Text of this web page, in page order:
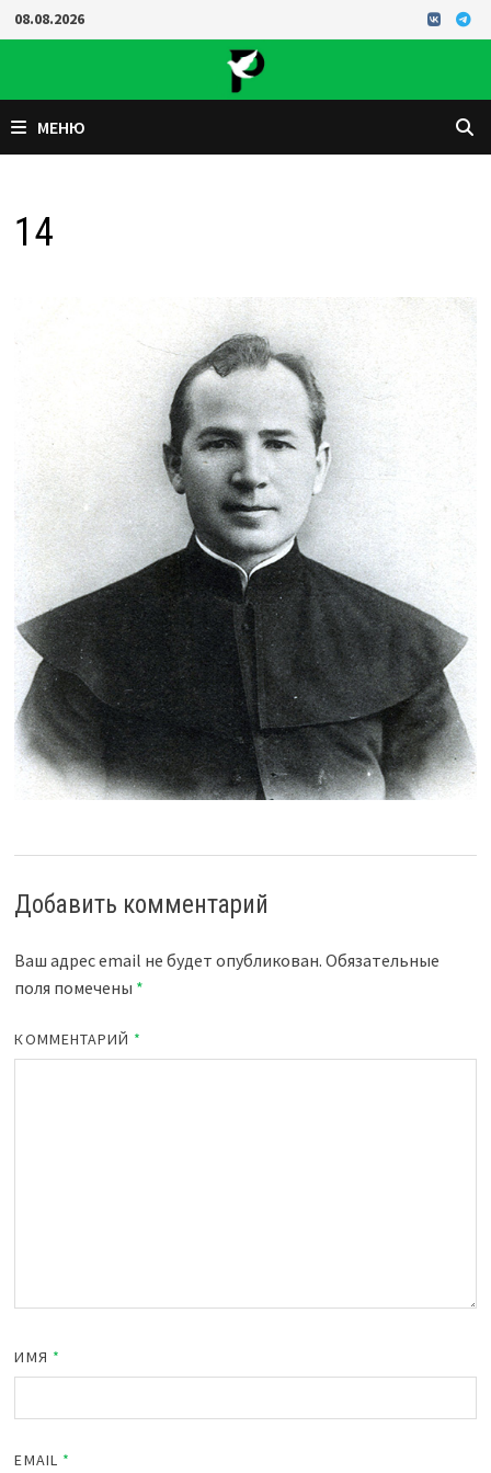
Перейти
к
08.08.2026
МЕНЮ
14
Добавить комментарий
Ваш адрес email не будет опубликован. Обязательные
поля помечены *
КОММЕНТАРИЙ *
ИМЯ *
EMAIL *